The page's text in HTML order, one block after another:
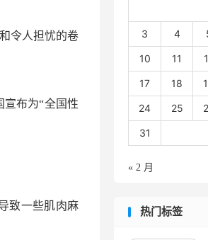
令人担忧的卷
布为“全国性
致一些肌肉麻
3 4
10 11
17 18
24 25
31
« 2 月
热门标签